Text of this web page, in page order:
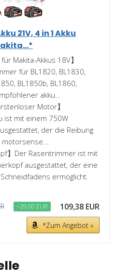
21V, 4 in 1 Akku
Makita-Akkus 18V】
für BL1820, BL1830,
BL1850b, BL1860,
akku...
Motor】
ist mit einem 750W
der die Reibung
】Der Rasentrimmer ist mit
ausgestattet, der eine
ermöglicht.
−29,00 EUR 109,38 EUR
*Zum Angebot »